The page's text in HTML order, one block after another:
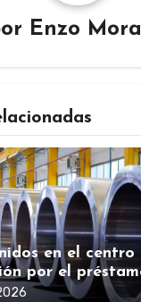
Enzo
en el centro
por el
la pandemia